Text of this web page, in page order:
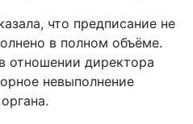
что предписание не
в полном объёме.
отношении директора
невыполнение